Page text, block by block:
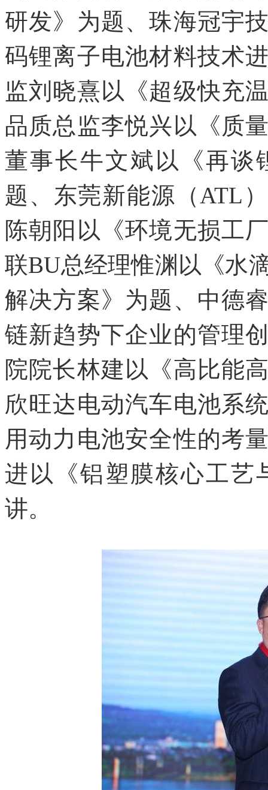
研发》为题、珠海冠宇
码锂离子电池材料技术
监刘晓熹以《超级快充
品质总监李悦兴以《质
董事长牛文斌以《再谈
题、东莞新能源（ATL
陈朝阳以《环境无损工
联BU总经理惟渊以《水
解决方案》为题、中德
链新趋势下企业的管理
院院长林建以《高比能
欣旺达电动汽车电池系
用动力电池安全性的考
进以《铝塑膜核心工艺
讲。